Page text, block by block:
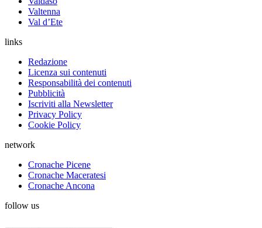
Valtenna
Val d’Ete
links
Redazione
Licenza sui contenuti
Responsabilità dei contenuti
Pubblicità
Iscriviti alla Newsletter
Privacy Policy
Cookie Policy
network
Cronache Picene
Cronache Maceratesi
Cronache Ancona
follow us